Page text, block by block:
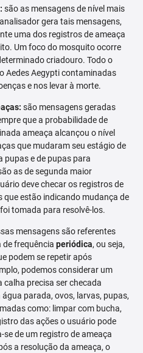
são as mensagens de nível mais
gera tais mensagens,
uma dos registros de ameaça
Um foco do mosquito ocorre
criadouro. Todo o
Aedes Aegypti contaminadas
e nos levar à morte.
são mensagens geradas
que a probabilidade de
ameaça alcançou o nível
que mudaram seu estágio de
pupas e de pupas para
as de segunda maior
deve checar os registros de
que estão indicando mudança de
tomada para resolvê-los.
mensagens são referentes
de frequência periódica, ou seja,
podem se repetir após
podemos considerar um
calha precisa ser checada
parada, ovos, larvas, pupas,
como: limpar com bucha,
das ações o usuário pode
de um registro de ameaça
a resolução da ameaça, o